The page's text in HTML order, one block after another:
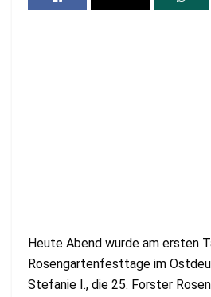
Heute Abend wurde am ersten
Rosengartenfesttage im
Stefanie I., die 25. Forster